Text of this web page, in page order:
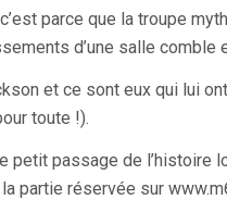
parce que la troupe
d’une salle comble
et ce sont eux qui lui
toute !).
petit passage de l’histoire
partie réservée sur